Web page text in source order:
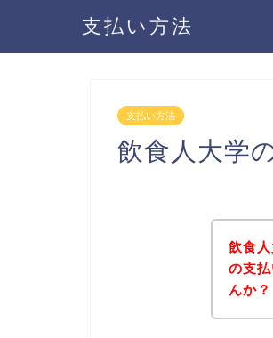
支払い方法
支払い方法
飲食人大学
飲食
の支
んか？